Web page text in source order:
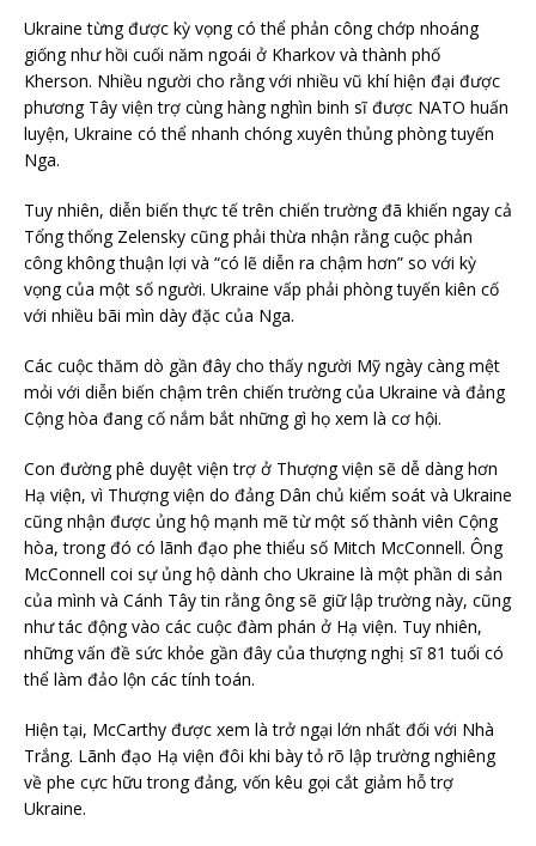
Ukraine từng được kỳ vọng có thể phản công chớp nhoáng
giống như hồi cuối năm ngoái ở Kharkov và thành phố
Kherson. Nhiều người cho rằng với nhiều vũ khí hiện đại được
phương Tây viện trợ cùng hàng nghìn binh sĩ được NATO huấn
luyện, Ukraine có thể nhanh chóng xuyên thủng phòng tuyến
Nga.
Tuy nhiên, diễn biến thực tế trên chiến trường đã khiến ngay cả
Tổng thống Zelensky cũng phải thừa nhận rằng cuộc phản
công không thuận lợi và “có lẽ diễn ra chậm hơn” so với kỳ
vọng của một số người. Ukraine vấp phải phòng tuyến kiên cố
với nhiều bãi mìn dày đặc của Nga.
Các cuộc thăm dò gần đây cho thấy người Mỹ ngày càng mệt
mỏi với diễn biến chậm trên chiến trường của Ukraine và đảng
Cộng hòa đang cố nắm bắt những gì họ xem là cơ hội.
Con đường phê duyệt viện trợ ở Thượng viện sẽ dễ dàng hơn
Hạ viện, vì Thượng viện do đảng Dân chủ kiểm soát và Ukraine
cũng nhận được ủng hộ mạnh mẽ từ một số thành viên Cộng
hòa, trong đó có lãnh đạo phe thiểu số Mitch McConnell. Ông
McConnell coi sự ủng hộ dành cho Ukraine là một phần di sản
của mình và Cánh Tây tin rằng ông sẽ giữ lập trường này, cũng
như tác động vào các cuộc đàm phán ở Hạ viện. Tuy nhiên,
những vấn đề sức khỏe gần đây của thượng nghị sĩ 81 tuổi có
thể làm đảo lộn các tính toán.
Hiện tại, McCarthy được xem là trở ngại lớn nhất đối với Nhà
Trắng. Lãnh đạo Hạ viện đôi khi bày tỏ rõ lập trường nghiêng
về phe cực hữu trong đảng, vốn kêu gọi cắt giảm hỗ trợ
Ukraine.